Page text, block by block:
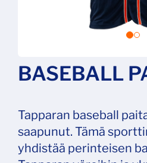
BASEBALL
Tapparan baseball
saapunut. Tämä
yhdistää perinteisen